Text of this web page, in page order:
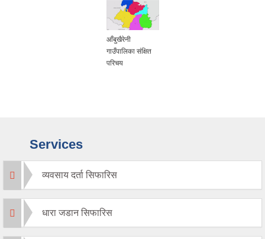
आँबुखैरेनी
गाउँपालिका संक्षित
परिचय
Services
व्यवसाय दर्ता सिफारिस
धारा जडान सिफारिस